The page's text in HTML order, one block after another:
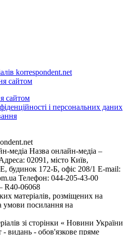
korrespondent.net
сайтом
сайтом
і персональних даних
медіа Назва онлайн-медіа –
02091, місто Київ,
172-Б, офіс 208/1 E-mail:
Телефон: 044-205-43-00
R40-06068
матеріалів, розміщених на
умови посилання на
зі сторінки « Новини України
- видань - обов'язкове пряме